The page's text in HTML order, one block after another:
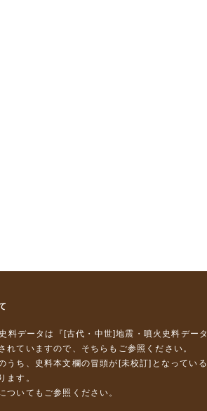
料データは『 [古代・中世]地震・噴火史料デー
れていますので、 そちら もご参照ください。
うち、史料本文欄の冒頭が[未校訂]となってい
ます。
ついて もご参照ください。